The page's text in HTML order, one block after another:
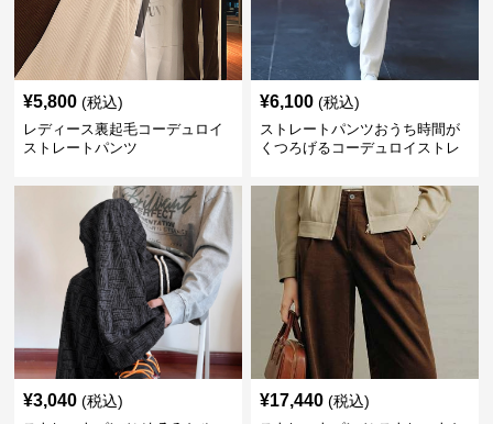
¥5,800 (税込)
レディース裏起毛コーデュロイ
ストレートパンツ
¥6,100 (税込)
ストレートパンツおうち時間が
くつろげるコーデュロイストレ
¥3,040 (税込) ¥17,440 (税込)